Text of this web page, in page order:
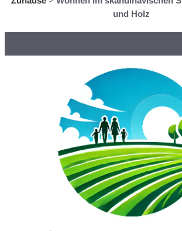
und Holz